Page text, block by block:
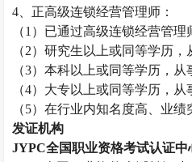
4、正高级连锁经营管理师 ：
（1）已通过高级连锁经营管理
（2）研究生以上或同等学历，
（3）本科以上或同等学历，从
（4）大专以上或同等学历，从
（5）在行业内知名度高、业绩
发证机构
JYPC全国职业资格考试认证中